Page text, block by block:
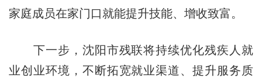
家庭成员在家门口就能提升技能、增收致富。
下一步，沈阳市残联将持续优化残疾人就
业创业环境，不断拓宽就业渠道、提升服务质